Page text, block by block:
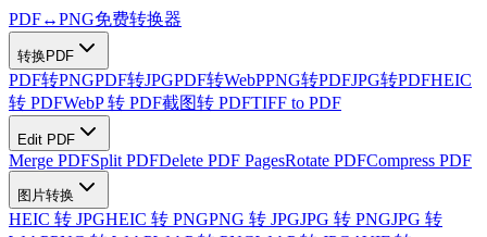
PDF↔PNG免费转换器
转换PDF
PDF转PNGPDF转JPGPDF转WebPPNG转PDFJPG转PDFHEIC
转 PDFWebP 转 PDF截图转 PDFTIFF to PDF
Edit PDF
Merge PDFSplit PDFDelete PDF PagesRotate PDFCompress PDF
图片转换
HEIC 转 JPGHEIC 转 PNGPNG 转 JPGJPG 转 PNGJPG 转